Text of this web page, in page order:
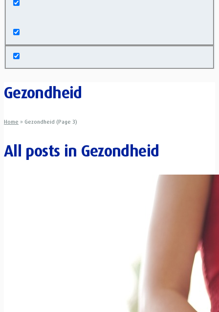
Gezondheid
Home » Gezondheid (Page 3)
All posts in Gezondheid